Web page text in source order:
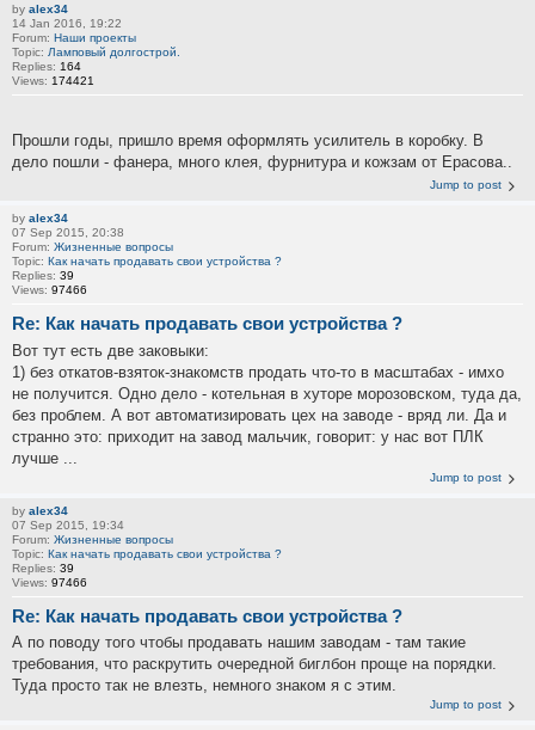
by alex34
14 Jan 2016, 19:22
Forum: Наши проекты
Topic: Ламповый долгострой.
Replies: 164
Views: 174421
Прошли годы, пришло время оформлять усилитель в коробку. В
дело пошли - фанера, много клея, фурнитура и кожзам от Ерасова..
Jump to post
by alex34
07 Sep 2015, 20:38
Forum: Жизненные вопросы
Topic: Как начать продавать свои устройства ?
Replies: 39
Views: 97466
Re: Как начать продавать свои устройства ?
Вот тут есть две заковыки:
1) без откатов-взяток-знакомств продать что-то в масштабах - имхо
не получится. Одно дело - котельная в хуторе морозовском, туда да,
без проблем. А вот автоматизировать цех на заводе - вряд ли. Да и
странно это: приходит на завод мальчик, говорит: у нас вот ПЛК
лучше ...
Jump to post
by alex34
07 Sep 2015, 19:34
Forum: Жизненные вопросы
Topic: Как начать продавать свои устройства ?
Replies: 39
Views: 97466
Re: Как начать продавать свои устройства ?
А по поводу того чтобы продавать нашим заводам - там такие
требования, что раскрутить очередной биглбон проще на порядки.
Туда просто так не влезть, немного знаком я с этим.
Jump to post